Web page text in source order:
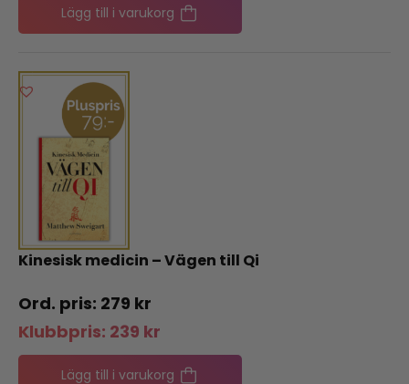
Lägg till i varukorg
Kinesisk medicin – Vägen till Qi
279 kr
Klubbpris: 239 kr
Lägg till i varukorg